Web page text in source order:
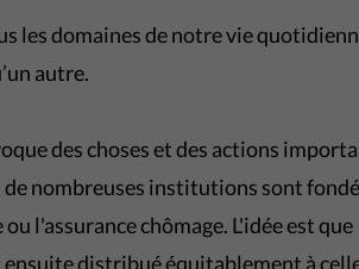
les domaines de notre vie
autre.
des choses et des actions
nombreuses institutions sont
l'assurance chômage. L'idée est que
ensuite distribué équitablement à